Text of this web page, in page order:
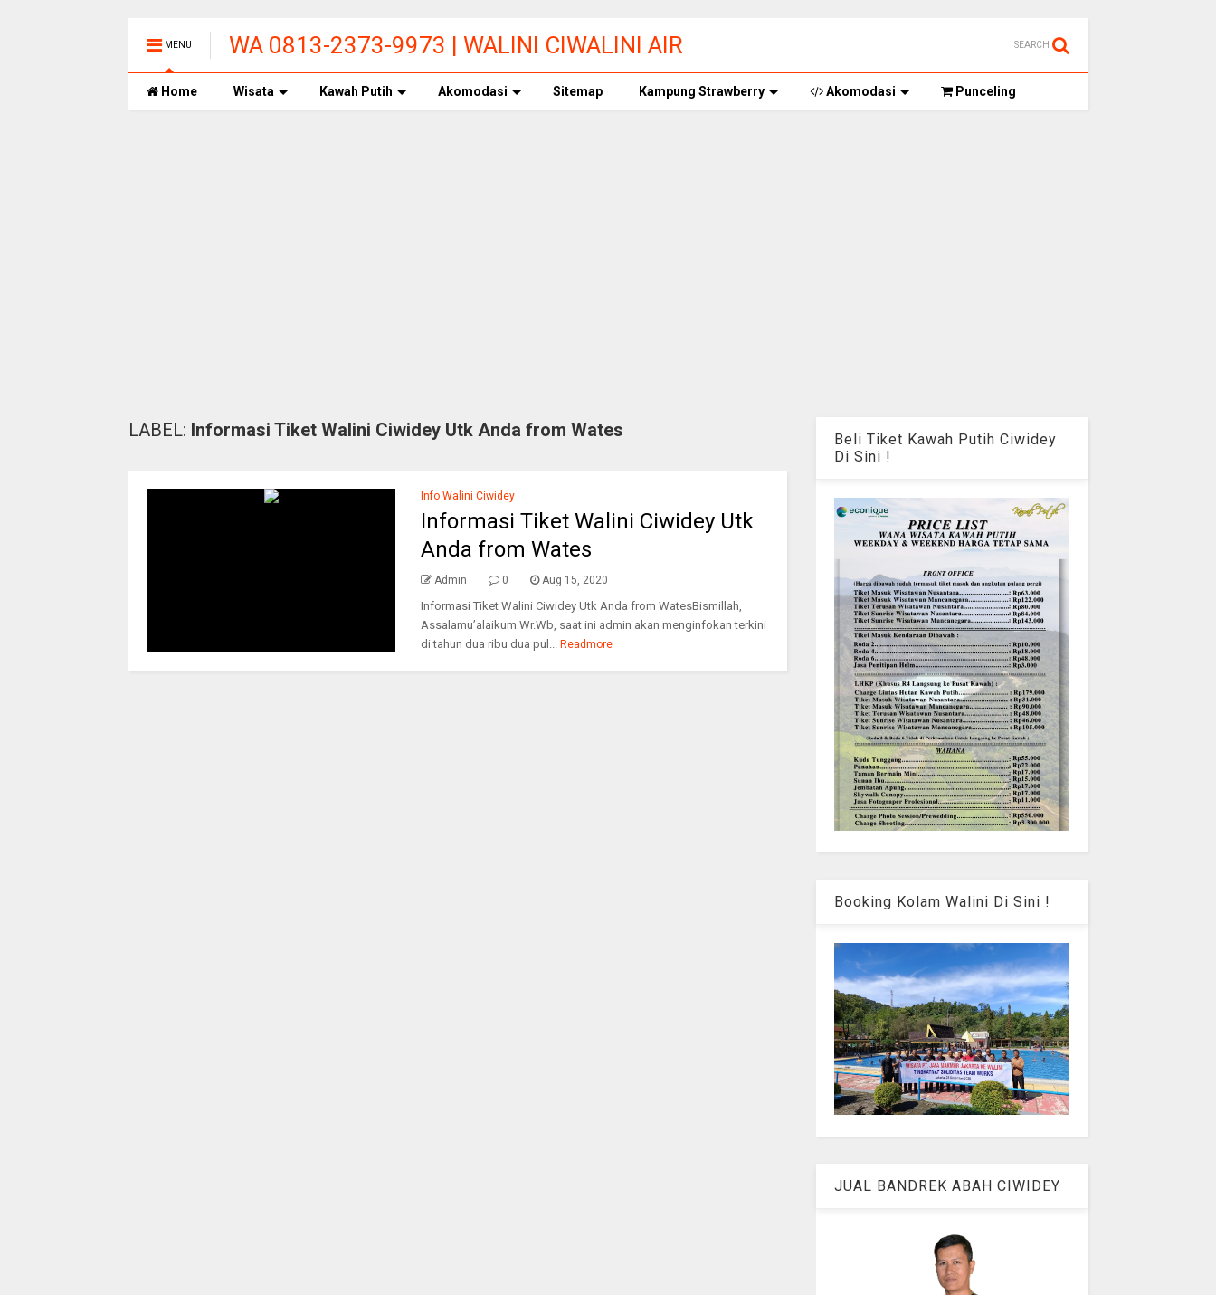
MENU
WA 0813-2373-9973 | WALINI CIWALINI AIR
PANAS ALAMI TERBERSIH CIWIDEY
BANDUNG
SEARCH
Home Wisata Kawah Putih Akomodasi Sitemap Kampung Strawberry Akomodasi Punceling
LABEL: Informasi Tiket Walini Ciwidey Utk Anda from Wates
Info Walini Ciwidey
Informasi Tiket Walini Ciwidey Utk
Anda from Wates
Admin 0 Aug 15, 2020
Informasi Tiket Walini Ciwidey Utk Anda from WatesBismillah,
Assalamu’alaikum Wr.Wb, saat ini admin akan menginfokan terkini
di tahun dua ribu dua pul... Readmore
Beli Tiket Kawah Putih Ciwidey
Di Sini !
Booking Kolam Walini Di Sini !
JUAL BANDREK ABAH CIWIDEY